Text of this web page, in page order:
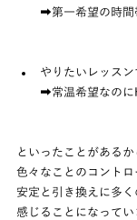
➡第一希望の時間
やりたいレッスン
➡常温希望なのに
といったことがあるか
色々なことのコント
安定と引き換えに多
感じることになってい